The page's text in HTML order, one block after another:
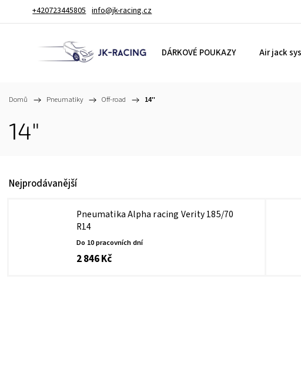
+420723445805 info@jk-racing.cz
DÁRKOVÉ POUKAZY Air jack
Domů / Pneumatiky / Off-road / 14"
14"
Nejprodávanější
Pneumatika Alpha racing Verity 185/70
R14
Do 10 pracovních dní
2 846 Kč